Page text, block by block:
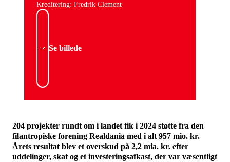
Kreditering: Fredrik Clement
Se billede
204 projekter rundt om i landet fik i 2024 støtte fra den
filantropiske forening Realdania med i alt 957 mio. kr.
Årets resultat blev et overskud på 2,2 mia. kr. efter
uddelinger, skat og et investeringsafkast, der var væsentligt